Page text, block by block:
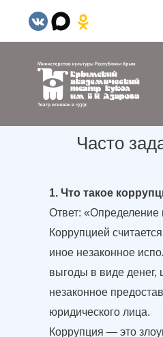
Часто
1. Что такое
Ответ:
Коррупцией
иное незаконное
выгоды в виде денег,
незаконное
юридического лица.
Коррупция — это